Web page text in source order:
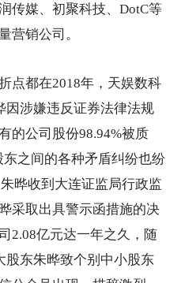
传媒、初聚科技、DotC等
营销公司。
点都在2018年，天娱数科
因涉嫌违反证券法律法规
的公司股份98.94%被质
之间的各种矛盾纠纷也纷
晔收到大连证监局行政监
采取出具警示函措施的决
2.08亿元达一年之久，随
股东朱晔致个别中小股东